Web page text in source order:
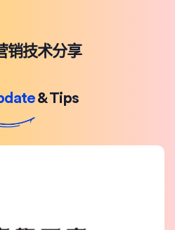
销技术分享
& Tips